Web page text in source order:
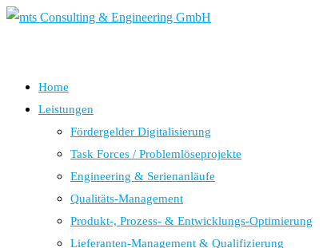
Home
Leistungen
Fördergelder Digitalisierung
Task Forces / Problemlöseprojekte
Engineering & Serienanläufe
Qualitäts-Management
Produkt-, Prozess- & Entwicklungs-Optimierung
Lieferanten-Management & Qualifizierung